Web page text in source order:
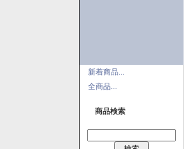
新着商品...
全商品...
商品検索